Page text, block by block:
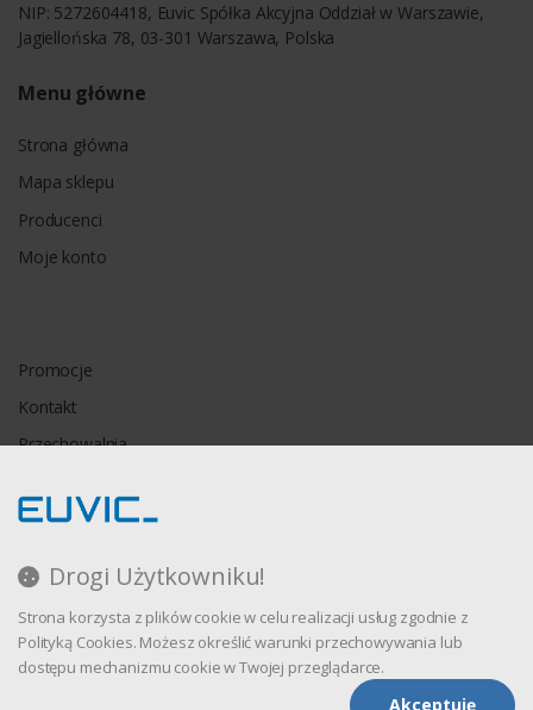
Drogi Użytkowniku!
Strona korzysta z plików cookie w celu realizacji usług zgodnie z
Polityką Cookies. Możesz określić warunki przechowywania lub
dostępu mechanizmu cookie w Twojej przeglądarce.
Akceptuję
NIP: 5272604418, Euvic Spółka Akcyjna Oddział w Warszawie,
Jagiellońska 78, 03-301 Warszawa, Polska
Menu główne
Strona główna
Mapa sklepu
Producenci
Moje konto
Promocje
Kontakt
Przechowalnia
Regulamin
Polityka prywatności